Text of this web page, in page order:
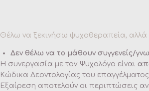
Θέλω να ξεκινήσω ψυχοθεραπεία, αλλά
Δεν θέλω να το μάθουν συγγενείς/
Η συνεργασία με τον Ψυχολόγο είναι
Κώδικα Δεοντολογίας του
Εξαίρεση αποτελούν οι περιπτώσεις